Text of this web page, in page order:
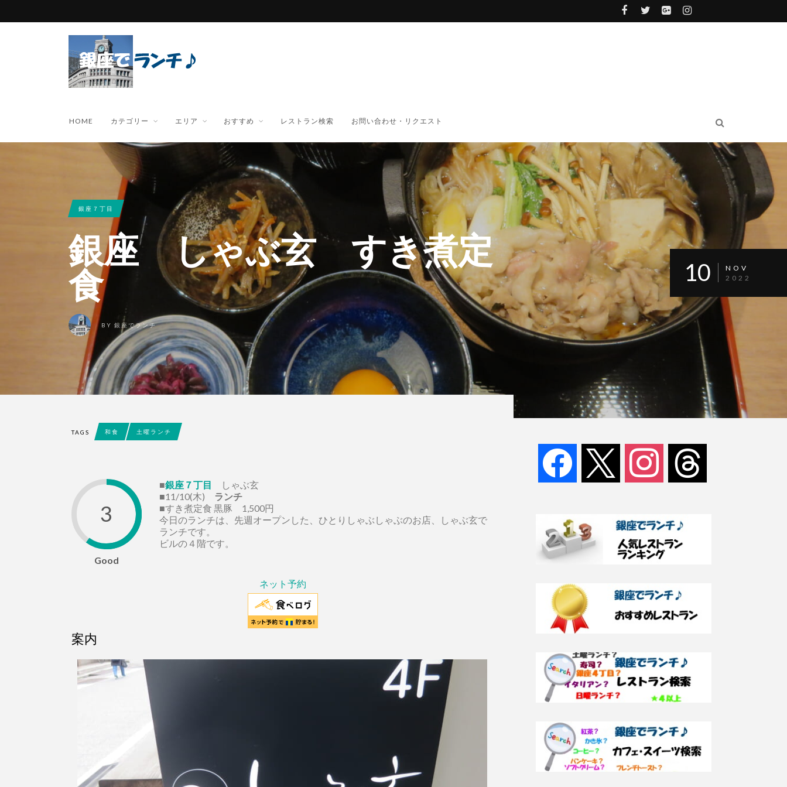
HOME カテゴリー エリア おすすめ レストラン検索 お問い合わせ・リクエスト
銀座７丁目
銀座 しゃぶ玄 すき煮定
食
BY 銀座でランチ
10
NOV
2022
TAGS 和食 土曜ランチ
3
Good
■銀座７丁目
しゃぶ玄
■11/10(木) ランチ
■すき煮定食 黒豚 1,500円
今日のランチは、先週オープンした、ひとりしゃぶしゃぶのお店、しゃぶ玄で
ランチです。
ビルの４階です。
ネット予約
案内
facebook instagram threads